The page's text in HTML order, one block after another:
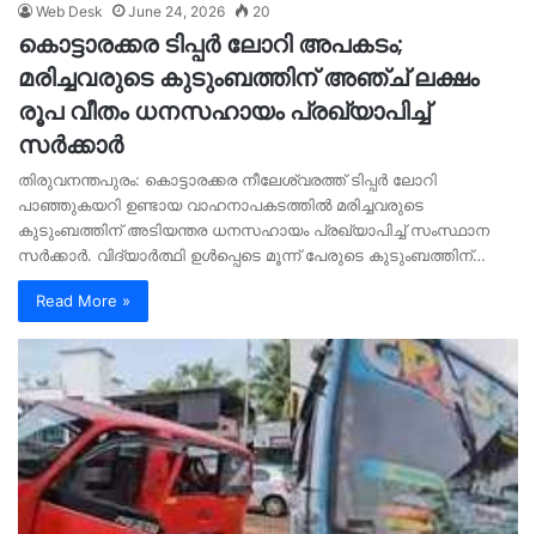
Web Desk June 24, 2026 20
കൊട്ടാരക്കര ടിപ്പർ ലോറി അപകടം;
മരിച്ചവരുടെ കുടുംബത്തിന് അഞ്ച് ലക്ഷം
രൂപ വീതം ധനസഹായം പ്രഖ്യാപിച്ച്
സർക്കാർ
തിരുവനന്തപുരം: കൊട്ടാരക്കര നീലേശ്വരത്ത് ടിപ്പർ ലോറി
പാഞ്ഞുകയറി ഉണ്ടായ വാഹനാപകടത്തിൽ മരിച്ചവരുടെ
കുടുംബത്തിന് അടിയന്തര ധനസഹായം പ്രഖ്യാപിച്ച് സംസ്ഥാന
സർക്കാർ. വിദ്യാർത്ഥി ഉൾപ്പെടെ മൂന്ന് പേരുടെ കുടുംബത്തിന്…
Read More »